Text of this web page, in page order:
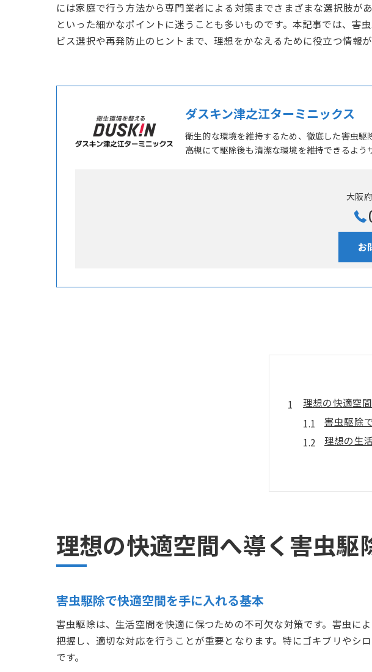
には家庭で行う方法から専門業者による対策までさまざまな選択肢
といった細かなポイントに迷うことも多いものです。本記事では、
ビス選択や再発防止のヒントまで、理想をかなえるために役立つ情報が
ダスキン津之江ターミニックス
衛生的な環境を維持するため、徹底した害虫
高槻にて駆除後も清潔な環境を維持できるよう
大阪
お
理想の快適空
害虫駆除
理想の生
害虫駆除
害虫駆除
自分で行
安心を叶える
害虫駆除
理想の快適空間へ導く害虫駆
害虫駆除で快適空間を手に入れる基本
害虫駆除は、生活空間を快適に保つための不可欠な対策です。害虫に
把握し、適切な対応を行うことが重要となります。特にゴキブリやシ
です。